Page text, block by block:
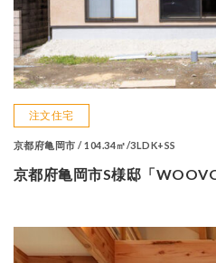
注文住宅
京都府亀岡市 / 104.34㎡/3LDK+SS
京都府亀岡市S様邸「